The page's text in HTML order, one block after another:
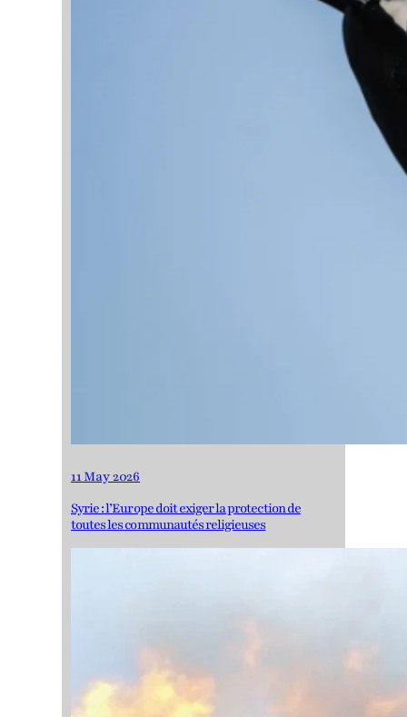
11 May 2026
Syrie : l’Europe doit exiger la protection de
toutes les communautés religieuses